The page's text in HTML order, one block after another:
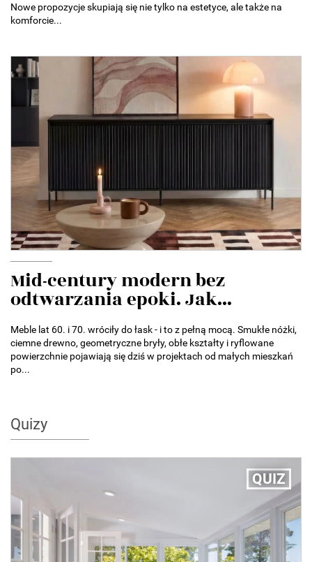
Nowe propozycje skupiają się nie tylko na estetyce, ale także na
komforcie...
Mid-century modern bez
odtwarzania epoki. Jak...
Meble lat 60. i 70. wróciły do łask - i to z pełną mocą. Smukłe nóżki,
ciemne drewno, geometryczne bryły, obłe kształty i ryflowane
powierzchnie pojawiają się dziś w projektach od małych mieszkań
po...
Quizy
QUIZ